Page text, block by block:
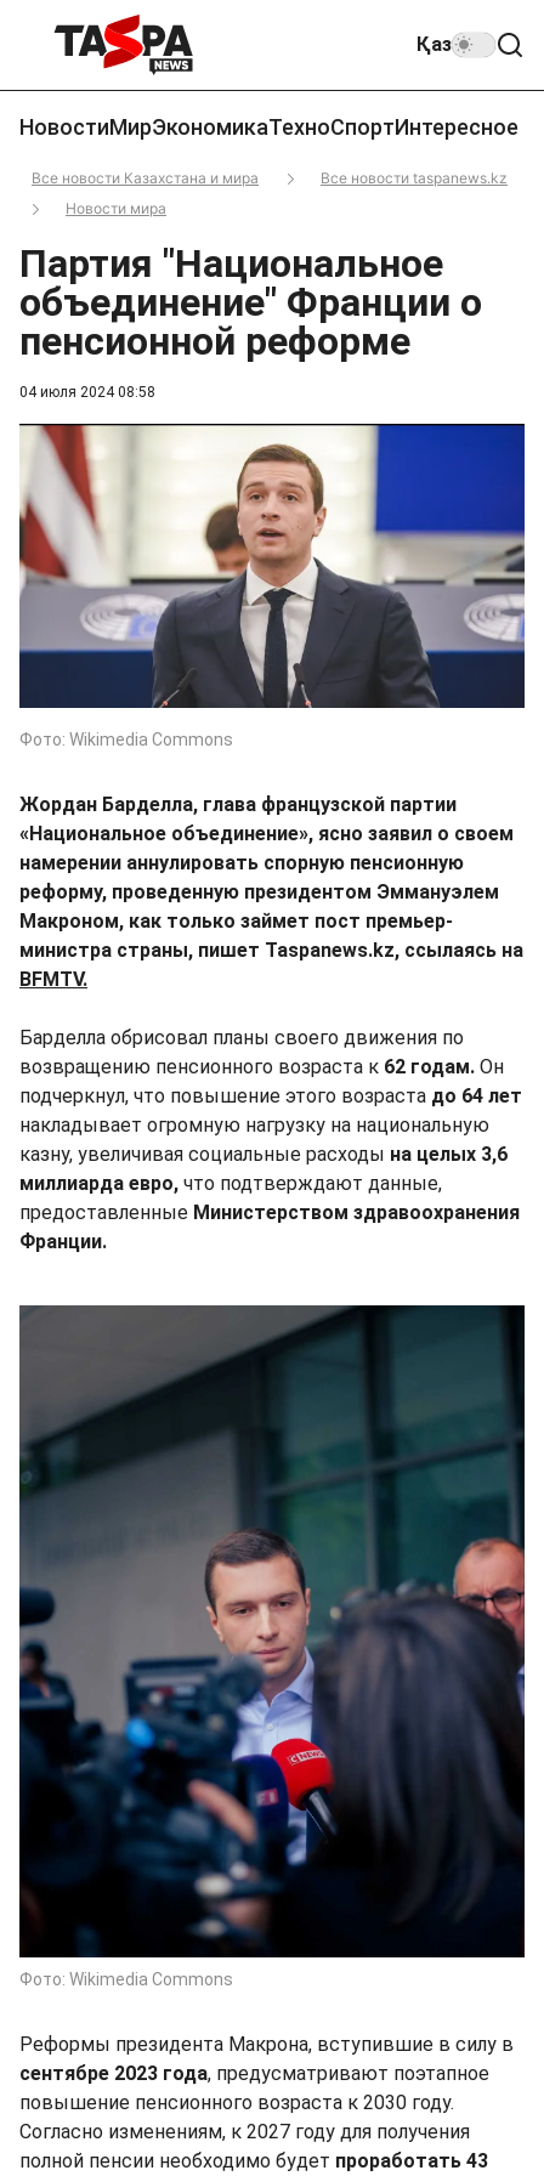
Қаз
НовостиМирЭкономикаТехноСпортИнтересное
Все новости Казахстана и мира
Все новости taspanews.kz
Новости мира
04 июля 2024 08:58
Партия "Национальное
объединение" Франции о
пенсионной реформе
Фото: Wikimedia Commons
Жордан Барделла, глава французской партии
«Национальное объединение», ясно заявил о своем
намерении аннулировать спорную пенсионную
реформу, проведенную президентом Эммануэлем
Макроном, как только займет пост премьер-
министра страны, пишет Taspanews.kz, ссылаясь на
BFMTV.
Барделла обрисовал планы своего движения по
возвращению пенсионного возраста к 62 годам. Он
подчеркнул, что повышение этого возраста до 64 лет
накладывает огромную нагрузку на национальную
казну, увеличивая социальные расходы на целых 3,6
миллиарда евро, что подтверждают данные,
предоставленные Министерством здравоохранения
Франции.
Фото: Wikimedia Commons
Реформы президента Макрона, вступившие в силу в
сентябре 2023 года, предусматривают поэтапное
повышение пенсионного возраста к 2030 году.
Согласно изменениям, к 2027 году для получения
полной пенсии необходимо будет проработать 43